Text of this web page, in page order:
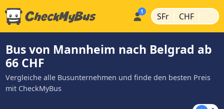
SFr | CHF |
Bus von Mannheim nach Belgrad ab
66 CHF
Vergleiche alle Busunternehmen und finde den besten Preis
mit CheckMyBus